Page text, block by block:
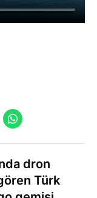
dron
Türk